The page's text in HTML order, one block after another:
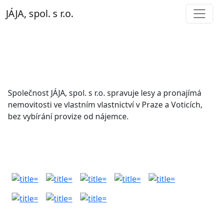
JÁJA, spol. s r.o.
Společnost JÁJA, spol. s r.o. spravuje lesy a pronajímá
nemovitosti ve vlastním vlastnictví v Praze a Voticích,
bez vybírání provize od nájemce.